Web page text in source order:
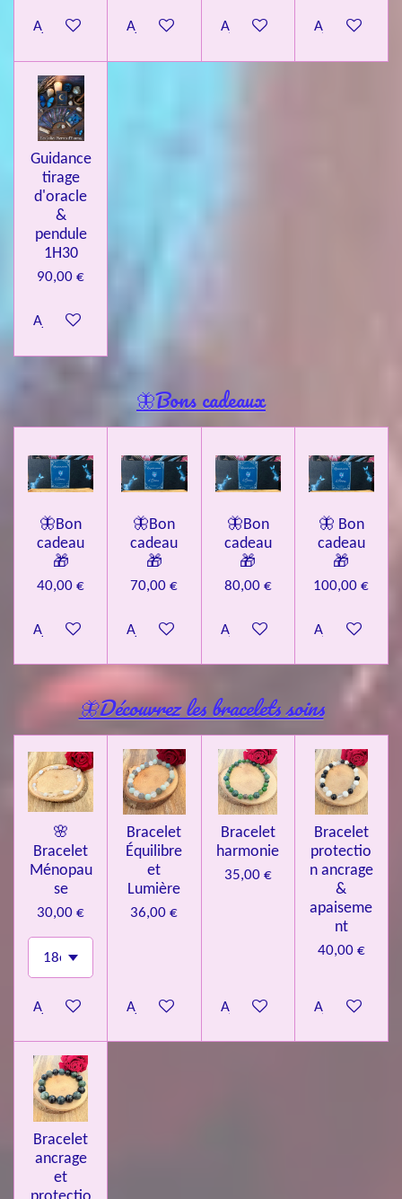
Ajouter au panierAjouter au panierAjouter au panierAjouter au
Guidance
tirage
d'oracle
&
pendule
1H30
90,00 €
Ajouter au panier
🦋Bons cadeaux
🦋Bon
cadeau
🎁
40,00 €
Ajouter au panier
🦋Bon
cadeau
🎁
70,00 €
Ajouter au panier
🦋Bon
cadeau
🎁
80,00 €
Ajouter au panier
🦋 Bon
cadeau
🎁
100,00 €
Ajouter au
🦋Découvrez les bracelets soins
🌸
Bracelet
Ménopau
se
30,00 €
Ajouter au panier
Bracelet
Équilibre
et
Lumière
36,00 €
Ajouter au panier
Bracelet
harmonie
35,00 €
Ajouter au panier
Bracelet
protectio
n ancrage
&
apaiseme
nt
40,00 €
Ajouter au
Bracelet
ancrage
et